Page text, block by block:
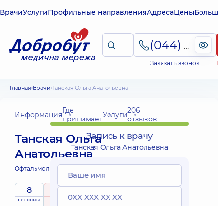
ВрачиУслугиПрофильные направленияАдресаЦены
(044) 495-2-888
Заказать звонок
Главная Врачи Танская Ольга Анатольевна
ИнформацияГде
принимаетУслуги206
отзывов
Танская Ольга
Анатольевна
Офтальмолог;Офтальмолог детский;
8
лет опыта рейтингна основе
принимает
Запись к врачу
Танская Ольга Анатольевна